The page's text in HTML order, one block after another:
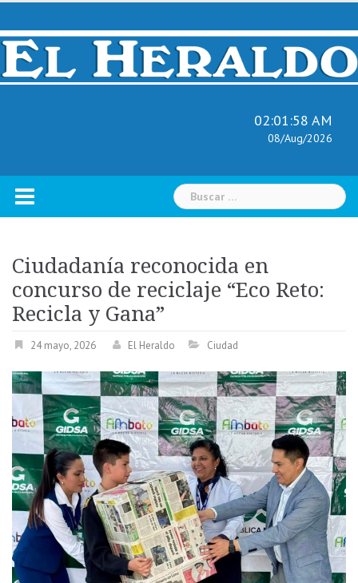
Skip
content
02:01:59 AM
08/Aug/2026
Buscar:
Ciudadanía reconocida en
concurso de reciclaje “Eco Reto:
Recicla y Gana”
24 mayo, 2026 El Heraldo Ciudad